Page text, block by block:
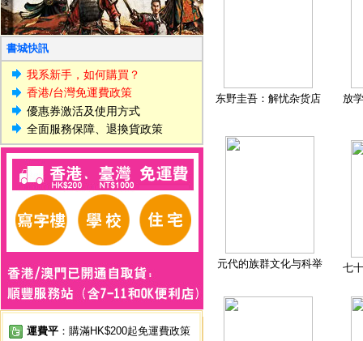
書城快訊
我系新手，如何購買？
香港/台灣免運費政策
優惠券激活及使用方式
全面服務保障、退換貨政策
運費平 ：購滿HK$200起免運費政策
东野圭吾：解忧杂货店 放
元代的族群文化与科举 七